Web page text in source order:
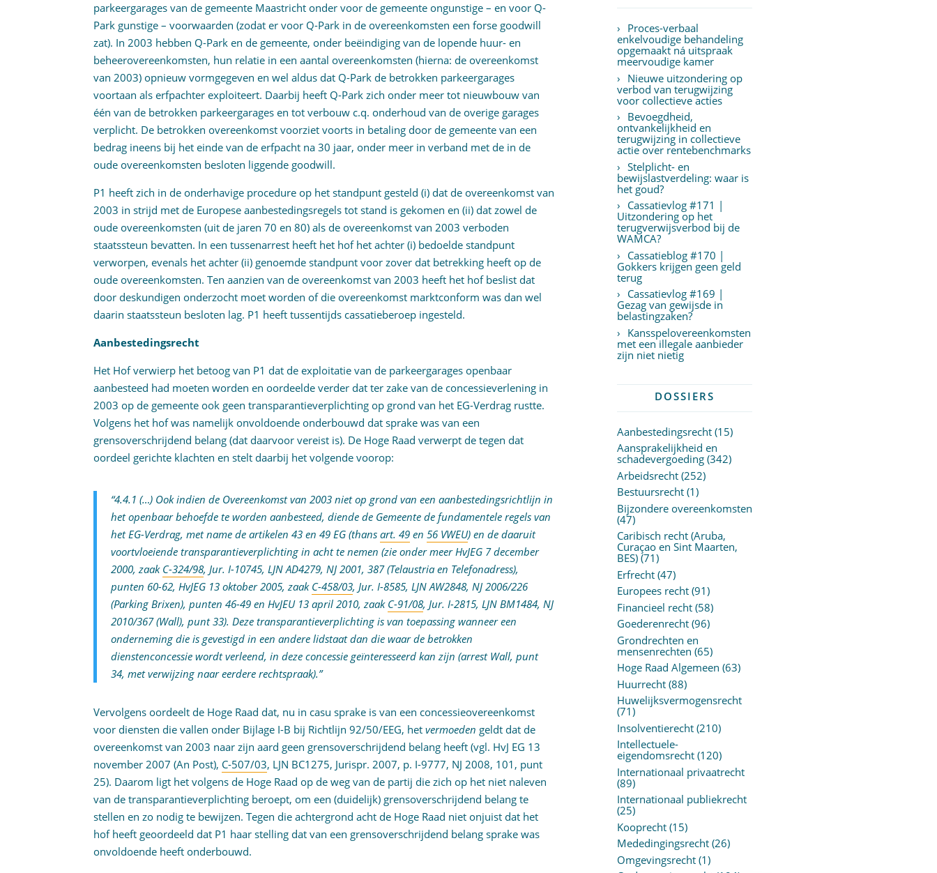
parkeergarages van de gemeente Maastricht onder voor de gemeente ongunstige – en voor Q-
Park gunstige – voorwaarden (zodat er voor Q-Park in de overeenkomsten een forse goodwill
zat). In 2003 hebben Q-Park en de gemeente, onder beëindiging van de lopende huur- en
beheerovereenkomsten, hun relatie in een aantal overeenkomsten (hierna: de overeenkomst
van 2003) opnieuw vormgegeven en wel aldus dat Q-Park de betrokken parkeergarages
voortaan als erfpachter exploiteert. Daarbij heeft Q-Park zich onder meer tot nieuwbouw van
één van de betrokken parkeergarages en tot verbouw c.q. onderhoud van de overige garages
verplicht. De betrokken overeenkomst voorziet voorts in betaling door de gemeente van een
bedrag ineens bij het einde van de erfpacht na 30 jaar, onder meer in verband met de in de
oude overeenkomsten besloten liggende goodwill.
P1 heeft zich in de onderhavige procedure op het standpunt gesteld (i) dat de overeenkomst van
2003 in strijd met de Europese aanbestedingsregels tot stand is gekomen en (ii) dat zowel de
oude overeenkomsten (uit de jaren 70 en 80) als de overeenkomst van 2003 verboden
staatssteun bevatten. In een tussenarrest heeft het hof het achter (i) bedoelde standpunt
verworpen, evenals het achter (ii) genoemde standpunt voor zover dat betrekking heeft op de
oude overeenkomsten. Ten aanzien van de overeenkomst van 2003 heeft het hof beslist dat
door deskundigen onderzocht moet worden of die overeenkomst marktconform was dan wel
daarin staatssteun besloten lag. P1 heeft tussentijds cassatieberoep ingesteld.
Aanbestedingsrecht
Het Hof verwierp het betoog van P1 dat de exploitatie van de parkeergarages openbaar
aanbesteed had moeten worden en oordeelde verder dat ter zake van de concessieverlening in
2003 op de gemeente ook geen transparantieverplichting op grond van het EG-Verdrag rustte.
Volgens het hof was namelijk onvoldoende onderbouwd dat sprake was van een
grensoverschrijdend belang (dat daarvoor vereist is). De Hoge Raad verwerpt de tegen dat
oordeel gerichte klachten en stelt daarbij het volgende voorop:
“4.4.1 (…) Ook indien de Overeenkomst van 2003 niet op grond van een aanbestedingsrichtlijn in
het openbaar behoefde te worden aanbesteed, diende de Gemeente de fundamentele regels van
het EG-Verdrag, met name de artikelen 43 en 49 EG (thansart. 49 en56 VWEU) en de daaruit
voortvloeiende transparantieverplichting in acht te nemen (zie onder meer HvJEG 7 december
2000, zaak C-324/98, Jur. I-10745, LJN AD4279, NJ 2001, 387 (Telaustria en Telefonadress),
punten 60-62, HvJEG 13 oktober 2005, zaak C-458/03, Jur. I-8585, LJN AW2848, NJ 2006/226
(Parking Brixen), punten 46-49 en HvJEU 13 april 2010, zaak C-91/08, Jur. I-2815, LJN BM1484, NJ
2010/367 (Wall), punt 33). Deze transparantieverplichting is van toepassing wanneer een
onderneming die is gevestigd in een andere lidstaat dan die waar de betrokken
dienstenconcessie wordt verleend, in deze concessie geïnteresseerd kan zijn (arrest Wall, punt
34, met verwijzing naar eerdere rechtspraak).”
Vervolgens oordeelt de Hoge Raad dat, nu in casu sprake is van een concessieovereenkomst
voor diensten die vallen onder Bijlage I-B bij Richtlijn 92/50/EEG, hetvermoeden geldt dat de
overeenkomst van 2003 naar zijn aard geen grensoverschrijdend belang heeft (vgl. HvJ EG 13
november 2007 (An Post), C-507/03, LJN BC1275, Jurispr. 2007, p. I-9777, NJ 2008, 101, punt
25). Daarom ligt het volgens de Hoge Raad op de weg van de partij die zich op het niet naleven
van de transparantieverplichting beroept, om een (duidelijk) grensoverschrijdend belang te
stellen en zo nodig te bewijzen. Tegen die achtergrond acht de Hoge Raad niet onjuist dat het
hof heeft geoordeeld dat P1 haar stelling dat van een grensoverschrijdend belang sprake was
onvoldoende heeft onderbouwd.
Proces-verbaal
enkelvoudige behandeling
opgemaakt ná uitspraak
meervoudige kamer
Nieuwe uitzondering op
verbod van terugwijzing
voor collectieve acties
Bevoegdheid,
ontvankelijkheid en
terugwijzing in collectieve
actie over rentebenchmarks
Stelplicht- en
bewijslastverdeling: waar is
het goud?
Cassatievlog #171 |
Uitzondering op het
terugverwijsverbod bij de
WAMCA?
Cassatieblog #170 |
Gokkers krijgen geen geld
terug
Cassatievlog #169 |
Gezag van gewijsde in
belastingzaken?
Kansspelovereenkomsten
met een illegale aanbieder
zijn niet nietig
DOSSIERS
Aanbestedingsrecht(15)
Aansprakelijkheid en
schadevergoeding(342)
Arbeidsrecht(252)
Bestuursrecht(1)
Bijzondere overeenkomsten
(47)
Caribisch recht (Aruba,
Curaçao en Sint Maarten,
BES)(71)
Erfrecht(47)
Europees recht(91)
Financieel recht(58)
Goederenrecht(96)
Grondrechten en
mensenrechten (65)
Hoge Raad Algemeen (63)
Huurrecht(88)
Huwelijksvermogensrecht
(71)
Insolventierecht(210)
Intellectuele-
eigendomsrecht(120)
Internationaal privaatrecht
(89)
Internationaal publiekrecht
(25)
Kooprecht(15)
Mededingingsrecht(26)
Omgevingsrecht(1)